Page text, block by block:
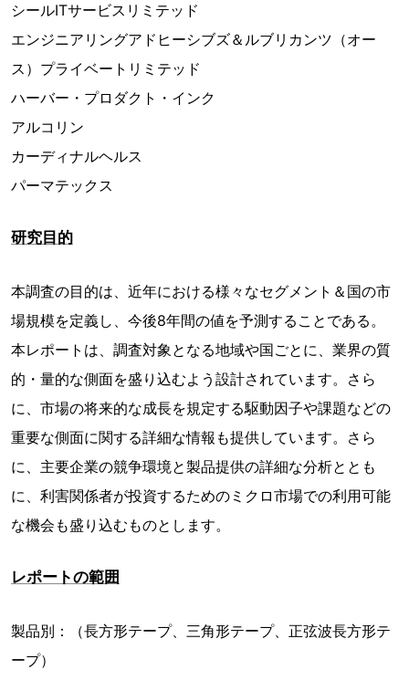
シールITサービスリミテッド
エンジニアリングアドヒーシブズ＆ルブリカンツ（オー
ス）プライベートリミテッド
ハーバー・プロダクト・インク
アルコリン
カーディナルヘルス
パーマテックス
研究目的
本調査の目的は、近年における様々なセグメント＆国の市
場規模を定義し、今後8年間の値を予測することである。
本レポートは、調査対象となる地域や国ごとに、業界の質
的・量的な側面を盛り込むよう設計されています。さら
に、市場の将来的な成長を規定する駆動因子や課題などの
重要な側面に関する詳細な情報も提供しています。さら
に、主要企業の競争環境と製品提供の詳細な分析ととも
に、利害関係者が投資するためのミクロ市場での利用可能
な機会も盛り込むものとします。
レポートの範囲
製品別：（長方形テープ、三角形テープ、正弦波長方形テ
ープ）